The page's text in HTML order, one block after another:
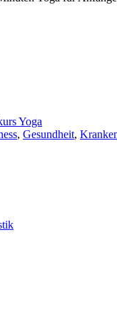
Yoga
, Gesundheit,